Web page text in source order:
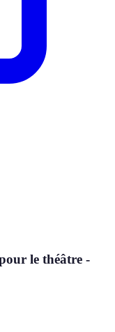
le théâtre -